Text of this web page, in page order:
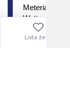
Lista želja